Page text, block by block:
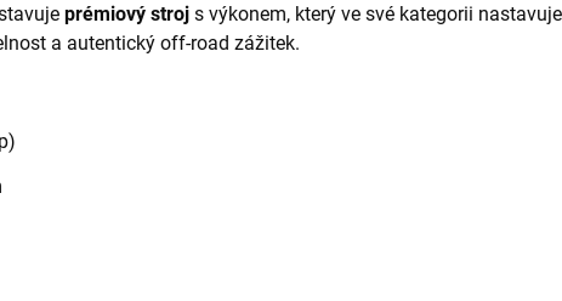
prémiový stroj s výkonem, který ve své kategorii
a autentický off-road zážitek.